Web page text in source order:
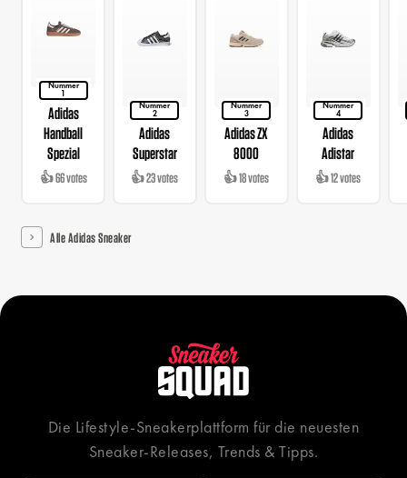
Nummer
1
Adidas
Handball
Spezial
👍 66 votes
Nummer
2
Adidas
Superstar
👍 23 votes
Nummer
3
Adidas ZX
8000
👍 18 votes
Nummer
4
Adidas
Adistar
👍 12 votes
Alle Adidas Sneaker
Die Lifestyle-Sneakerplattform für die neuesten
Sneaker-Releases, Trends & Tipps.